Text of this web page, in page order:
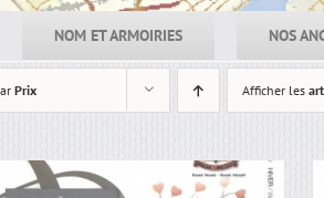
NOM ET ARMOIRIES NOS
Prix Afficher les